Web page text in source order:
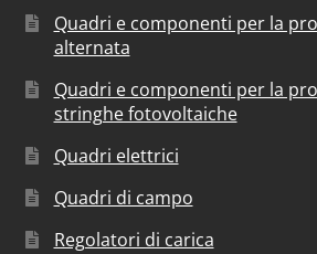
Quadri e componenti per la
alternata
Quadri e componenti per la
stringhe fotovoltaiche
Quadri elettrici
Quadri di campo
Regolatori di carica